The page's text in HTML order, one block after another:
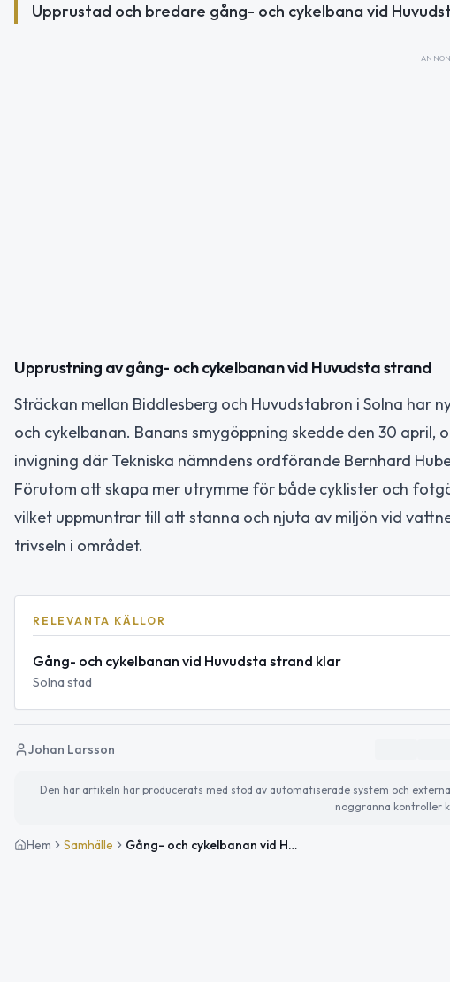
Upprustad och bredare gång- och cykelbana vid
Upprustning av gång- och cykelbanan vid Huvudsta strand
Sträckan mellan Biddlesberg och Huvudstabron i Solna har
och cykelbanan. Banans smygöppning skedde den 30
invigning där Tekniska nämndens ordförande Bernhard
Förutom att skapa mer utrymme för både cyklister och
vilket uppmuntrar till att stanna och njuta av miljön vid
trivseln i området.
RELEVANTA KÄLLOR
Gång- och cykelbanan vid Huvudsta strand klar
Solna stad
Johan Larsson
Den här artikeln har producerats med stöd av automatiserade system och
noggranna kontroller
Hem Samhälle Gång- och cykelbanan vid Huvudsta strand har rustats upp